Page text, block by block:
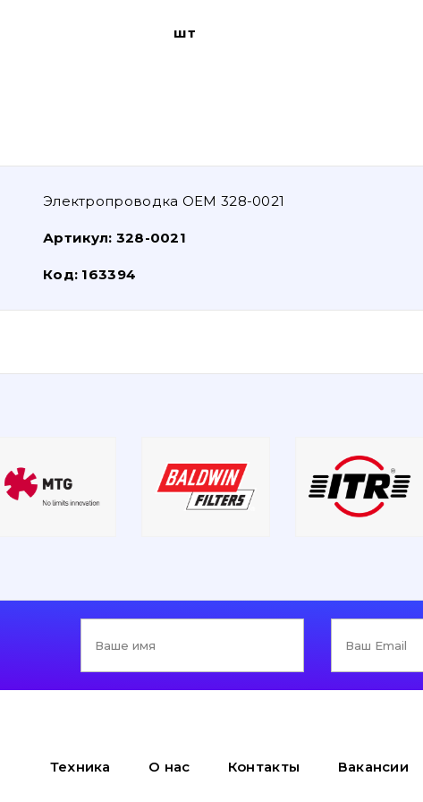
шт
Электропроводка OEM 328-0021
Артикул: 328-0021
Код: 163394
Техника О нас Контакты Вакансии